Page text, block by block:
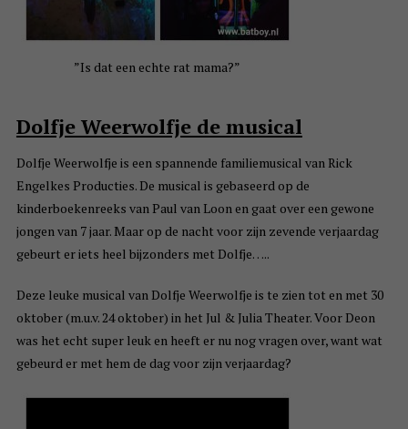
”Is dat een echte rat mama?”
Dolfje Weerwolfje de musical
Dolfje Weerwolfje is een spannende familiemusical van Rick
Engelkes Producties. De musical is gebaseerd op de
kinderboekenreeks van Paul van Loon en gaat over een gewone
jongen van 7 jaar. Maar op de nacht voor zijn zevende verjaardag
gebeurt er iets heel bijzonders met Dolfje…..
Deze leuke musical van Dolfje Weerwolfje is te zien tot en met 30
oktober (m.u.v. 24 oktober) in het Jul & Julia Theater. Voor Deon
was het echt super leuk en heeft er nu nog vragen over, want wat
gebeurd er met hem de dag voor zijn verjaardag?